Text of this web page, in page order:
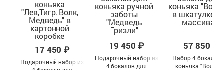
17 450 ₽
Подарочный набор из
4 бокалов для
19 450 ₽
Подарочный набор из
4 бокалов для
57 850 ₽
Набор 4 бокала
коньяка